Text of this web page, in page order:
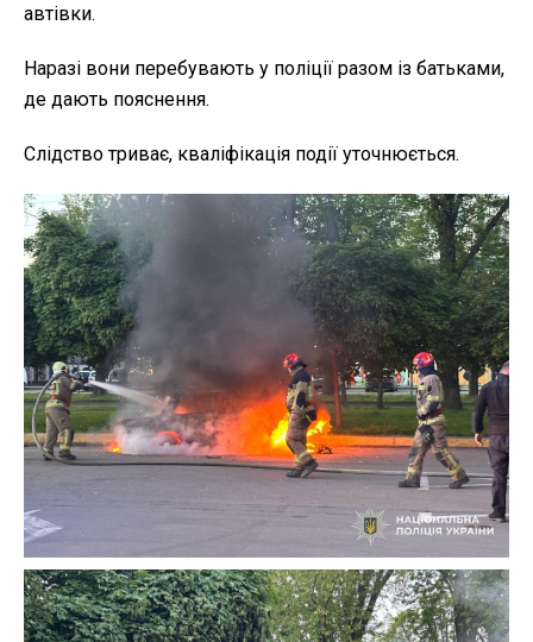
автівки.
Наразі вони перебувають у поліції разом із батьками,
де дають пояснення.
Слідство триває, кваліфікація події уточнюється.